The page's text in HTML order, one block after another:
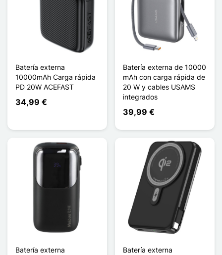
Batería externa
10000mAh Carga rápida
PD 20W ACEFAST
34,99 €
Batería externa de 10000
mAh con carga rápida de
20 W y cables USAMS
integrados
39,99 €
Batería externa
Batería externa